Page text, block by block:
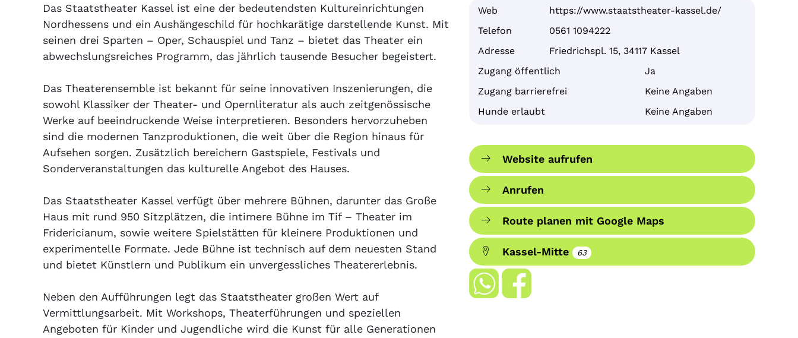
Das Staatstheater Kassel ist eine der bedeutendsten Kultureinrichtungen
Nordhessens und ein Aushängeschild für hochkarätige darstellende Kunst. Mit
seinen drei Sparten – Oper, Schauspiel und Tanz – bietet das Theater ein
abwechslungsreiches Programm, das jährlich tausende Besucher begeistert.
Das Theaterensemble ist bekannt für seine innovativen Inszenierungen, die
sowohl Klassiker der Theater- und Opernliteratur als auch zeitgenössische
Werke auf beeindruckende Weise interpretieren. Besonders hervorzuheben
sind die modernen Tanzproduktionen, die weit über die Region hinaus für
Aufsehen sorgen. Zusätzlich bereichern Gastspiele, Festivals und
Sonderveranstaltungen das kulturelle Angebot des Hauses.
Das Staatstheater Kassel verfügt über mehrere Bühnen, darunter das Große
Haus mit rund 950 Sitzplätzen, die intimere Bühne im Tif – Theater im
Fridericianum, sowie weitere Spielstätten für kleinere Produktionen und
experimentelle Formate. Jede Bühne ist technisch auf dem neuesten Stand
und bietet Künstlern und Publikum ein unvergessliches Theatererlebnis.
Neben den Aufführungen legt das Staatstheater großen Wert auf
Vermittlungsarbeit. Mit Workshops, Theaterführungen und speziellen
Angeboten für Kinder und Jugendliche wird die Kunst für alle Generationen
Web
https://www.staatstheater-kassel.de/
Telefon
0561 1094222
Adresse
Friedrichspl. 15, 34117 Kassel
Zugang öffentlich
Ja
Zugang barrierefrei
Keine Angaben
Hunde erlaubt
Keine Angaben
Website aufrufen
Anrufen
Route planen mit Google Maps
Kassel-Mitte 63